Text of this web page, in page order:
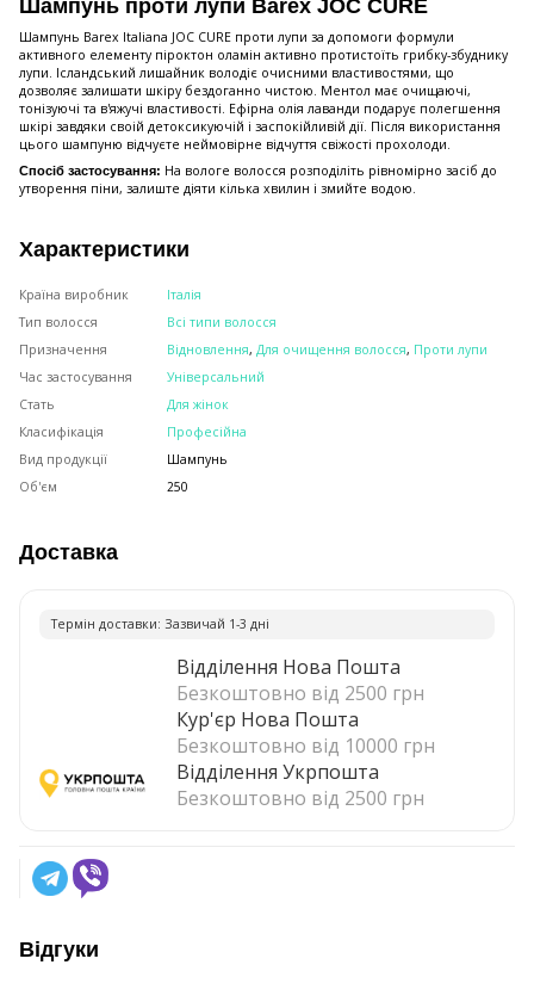
Шампунь проти лупи Barex JOC CURE
Шампунь Barex Italiana JOC CURE проти лупи за допомоги формули
активного елементу піроктон оламін активно протистоїть грибку-збуднику
лупи. Ісландський лишайник володіє очисними властивостями, що
дозволяє залишати шкіру бездоганно чистою. Ментол має очищаючі,
тонізуючі та в'яжучі властивості. Ефірна олія лаванди подарує полегшення
шкірі завдяки своій детоксикуючій і заспокійливій дії. Після використання
цього шампуню відчуєте неймовірне відчуття свіжості прохолоди.
Спосіб застосування: На вологе волосся розподіліть рівномірно засіб до
утворення піни, залиште діяти кілька хвилин і змийте водою.
Характеристики
Країна виробник
Італія
Тип волосся
Всі типи волосся
Призначення
Відновлення, Для очищення волосся, Проти лупи
Час застосування
Універсальний
Стать
Для жінок
Класифікація
Професійна
Вид продукції
Шампунь
Об'єм
250
Доставка
Термiн доставки: Зазвичай 1-3 днi
Відділення Нова Пошта
Безкоштовно від 2500 грн
Кур'єр Нова Пошта
Безкоштовно від 10000 грн
Відділення Укрпошта
Безкоштовно від 2500 грн
Відгуки